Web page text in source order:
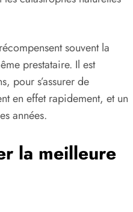
souvent la
prestataire. Il est
pour s’assurer de
en effet rapidement, et un
années.
la meilleure